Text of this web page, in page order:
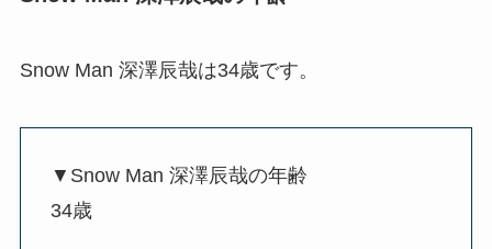
Snow Man 深澤辰哉は34歳です。
▼Snow Man 深澤辰哉の年齢
34歳